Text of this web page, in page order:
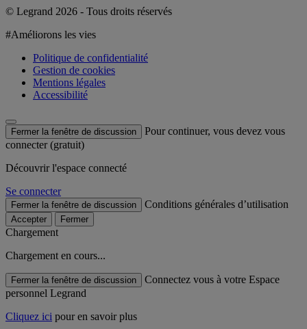
© Legrand 2026 - Tous droits réservés
#Améliorons les vies
Politique de confidentialité
Gestion de cookies
Mentions légales
Accessibilité
Fermer la fenêtre de discussion
Pour continuer, vous devez vous
connecter (gratuit)
Découvrir l'espace connecté
Se connecter
Fermer la fenêtre de discussion Conditions générales d’utilisation
Accepter Fermer
Chargement
Chargement en cours...
Fermer la fenêtre de discussion
Connectez vous à votre Espace
personnel Legrand
Cliquez ici pour en savoir plus